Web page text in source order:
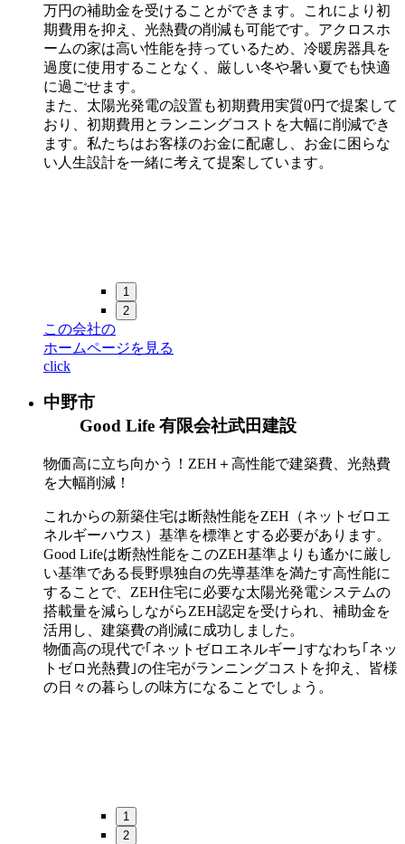
万円の補助金を受けることができます。これにより初
期費用を抑え、光熱費の削減も可能です。アクロスホ
ームの家は高い性能を持っているため、冷暖房器具を
過度に使用することなく、厳しい冬や暑い夏でも快適
に過ごせます。
また、太陽光発電の設置も初期費用実質0円で提案して
おり、初期費用とランニングコストを大幅に削減でき
ます。私たちはお客様のお金に配慮し、お金に困らな
い人生設計を一緒に考えて提案しています。
1
2
この会社の
ホームページを見る
click
中野市
Good Life 有限会社武田建設
物価高に立ち向かう！ZEH＋高性能で建築費、光熱費
を大幅削減！
これからの新築住宅は断熱性能をZEH（ネットゼロエ
ネルギーハウス）基準を標準とする必要があります。
Good Lifeは断熱性能をこのZEH基準よりも遙かに厳し
い基準である長野県独自の先導基準を満たす高性能に
することで、ZEH住宅に必要な太陽光発電システムの
搭載量を減らしながらZEH認定を受けられ、補助金を
活用し、建築費の削減に成功しました。
物価高の現代で｢ネットゼロエネルギー｣すなわち｢ネッ
トゼロ光熱費｣の住宅がランニングコストを抑え、皆様
の日々の暮らしの味方になることでしょう。
1
2